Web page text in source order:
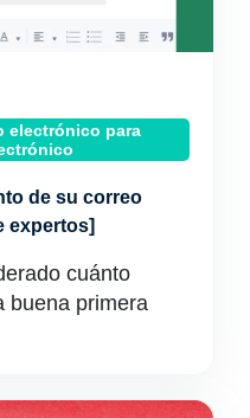
electrónico para
de su correo
expertos]
cuánto
buena primera